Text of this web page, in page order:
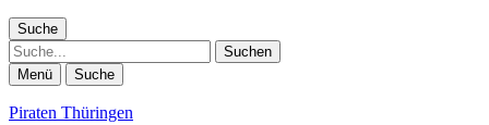
Suche
Suche
Menü Suche
Piraten Thüringen